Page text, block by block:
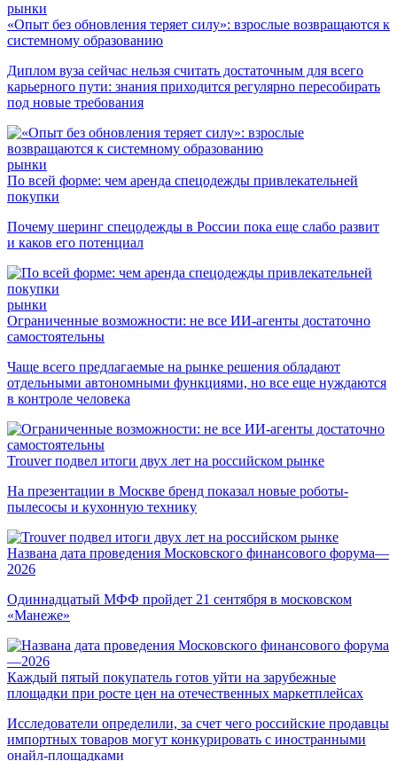
рынки
«Опыт без обновления теряет силу»: взрослые возвращаются к
системному образованию
Диплом вуза сейчас нельзя считать достаточным для всего
карьерного пути: знания приходится регулярно пересобирать
под новые требования
рынки
По всей форме: чем аренда спецодежды привлекательней
покупки
Почему шеринг спецодежды в России пока еще слабо развит
и каков его потенциал
рынки
Ограниченные возможности: не все ИИ-агенты достаточно
самостоятельны
Чаще всего предлагаемые на рынке решения обладают
отдельными автономными функциями, но все еще нуждаются
в контроле человека
Trouver подвел итоги двух лет на российском рынке
На презентации в Москве бренд показал новые роботы-
пылесосы и кухонную технику
Названа дата проведения Московского финансового форума—
2026
Одиннадцатый МФФ пройдет 21 сентября в московском
«Манеже»
Каждый пятый покупатель готов уйти на зарубежные
площадки при росте цен на отечественных маркетплейсах
Исследователи определили, за счет чего российские продавцы
импортных товаров могут конкурировать с иностранными
онайл-площадками